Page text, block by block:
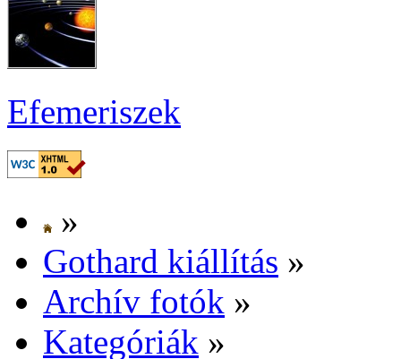
Efe­me­ri­szek
»
Got­hard ki­ál­lí­tás »
Ar­chív fo­tók »
Ka­te­gó­ri­ák »